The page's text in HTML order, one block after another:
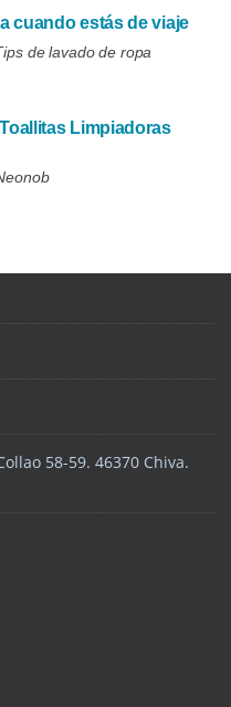
cuando estás de viaje
de lavado de ropa
Limpiadoras
58-59. 46370 Chiva.